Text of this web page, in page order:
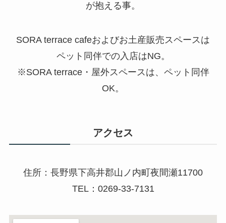
が抱える事。
SORA terrace cafeおよびお土産販売スペースは
ペット同伴での入店はNG。
※SORA terrace・屋外スペースは、ペット同伴
OK。
アクセス
住所：長野県下高井郡山ノ内町夜間瀬11700
TEL： 0269-33-7131